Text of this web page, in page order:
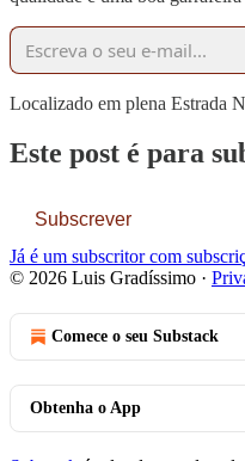
Localizado em plena Estrada
Este post é para
Subscrever
Já é um subscritor com
© 2026 Luis Gradíssimo ·
Comece o seu Substack
Obtenha o App